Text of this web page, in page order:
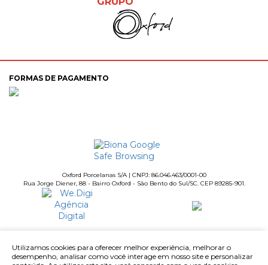
FORMAS DE PAGAMENTO
Oxford Porcelanas S/A | CNPJ: 86.046.463/0001-00
Rua Jorge Diener, 88 - Bairro Oxford - São Bento do Sul/SC. CEP 89285-901.
Utilizamos cookies para oferecer melhor experiência, melhorar o
desempenho, analisar como você interage em nosso site e personalizar